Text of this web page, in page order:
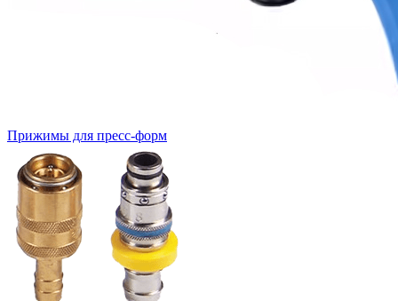
Прижимы для пресс-форм